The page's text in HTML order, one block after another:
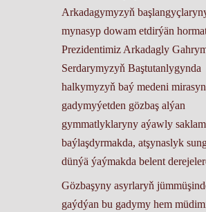
Arkadagymyzyň
mynasyp dowam etdirýän
Prezidentimiz Arkadagly
Serdarymyzyň Baştutanlygynda
halkymyzyň baý medeni
gadymyýetden gözbaş alýan
gymmatlyklaryny aýawly
baýlaşdyrmakda, atşynaslyk
dünýä ýaýmakda belent
Gözbaşyny asyrlaryň
gaýdýan bu gadymy hem